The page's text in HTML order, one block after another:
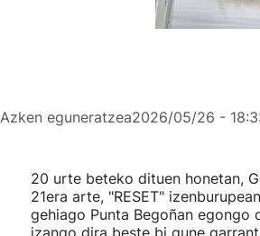
Azken eguneratzea2026/05/26 -
20 urte beteko dituen honetan,
21era arte, "RESET"
gehiago Punta Begoñan egongo
izango dira beste bi gune